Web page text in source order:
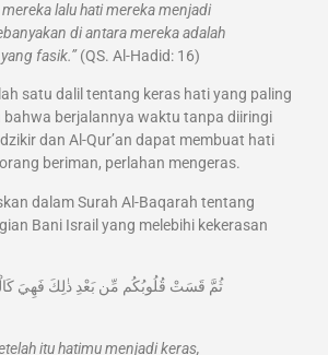
lalu hati mereka menjadi
di antara mereka adalah
fasik.”(QS. Al-Hadid: 16)
satu dalil tentang keras hati yang paling
bahwa berjalannya waktu tanpa diiringi
dan Al-Qur’an dapat membuat hati
beriman, perlahan mengeras.
dalam Surah Al-Baqarah tentang
Bani Israil yang melebihi kekerasan
ثُمَّ قَسَتْ قُلُوبُكُم مِّن بَعْدِ ذٰلِكَ فَهِيَ
itu hatimu menjadi keras,